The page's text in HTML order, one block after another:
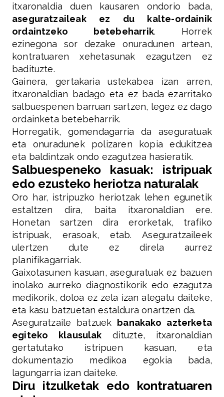
itxaronaldia duen kausaren ondorio bada,
aseguratzaileak ez du kalte-ordainik
ordaintzeko betebeharrik. Horrek
ezinegona sor dezake onuradunen artean,
kontratuaren xehetasunak ezagutzen ez
badituzte.
Gainera, gertakaria ustekabea izan arren,
itxaronaldian badago eta ez bada ezarritako
salbuespenen barruan sartzen, legez ez dago
ordainketa betebeharrik.
Horregatik, gomendagarria da aseguratuak
eta onuradunek polizaren kopia edukitzea
eta baldintzak ondo ezagutzea hasieratik.
Salbuespeneko kasuak: istripuak
edo ezusteko heriotza naturalak
Oro har, istripuzko heriotzak lehen egunetik
estaltzen dira, baita itxaronaldian ere.
Honetan sartzen dira erorketak, trafiko
istripuak, erasoak, etab. Aseguratzaileek
ulertzen dute ez direla aurrez
planifikagarriak.
Gaixotasunen kasuan, aseguratuak ez bazuen
inolako aurreko diagnostikorik edo ezagutza
medikorik, doloa ez zela izan alegatu daiteke,
eta kasu batzuetan estaldura onartzen da.
Aseguratzaile batzuek
banakako azterketa
egiteko klausulak dituzte, itxaronaldian
gertatutako istripuen kasuan, eta
dokumentazio medikoa egokia bada,
lagungarria izan daiteke.
Diru itzulketak edo kontratuaren